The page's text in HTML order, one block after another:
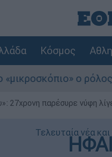
Κόσμος
ρόλος του
27χρονη παρέσυρε νύφη
Τελευταία νέα